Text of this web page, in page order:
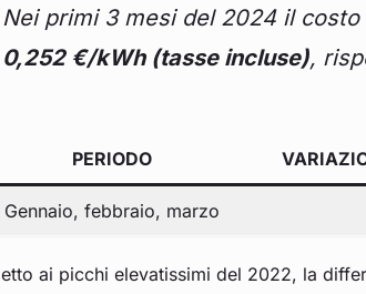
Nei primi 3 mesi del 2024 il
0,252 €/kWh (tasse incluse),
PERIODO
Gennaio, febbraio, marzo
ai picchi elevatissimi del 2022, la